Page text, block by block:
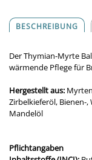
BESCHREIBUNG
Der Thymian-Myrte
wärmende Pflege für
Hergestellt aus:
Zirbelkieferöl, Bienen-,
Mandelöl
Pflichtangaben